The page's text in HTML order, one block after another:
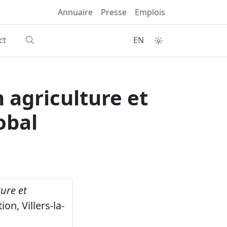
Annuaire Presse Emplois
EN
agriculture et
et
Villers-la-